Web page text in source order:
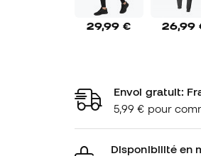
29,99 € 26,99
Envoi gratuit:
5,99 € pour
Disponibilité en